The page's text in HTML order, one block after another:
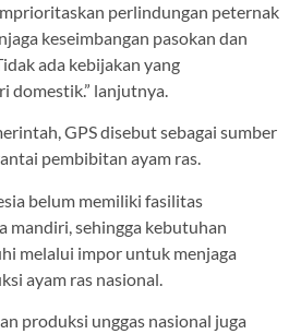
perlindungan peternak
keseimbangan pasokan dan
ada kebijakan yang
domestik.” lanjutnya.
GPS disebut sebagai sumber
pembibitan ayam ras.
belum memiliki fasilitas
mandiri, sehingga kebutuhan
melalui impor untuk menjaga
ayam ras nasional.
produksi unggas nasional juga